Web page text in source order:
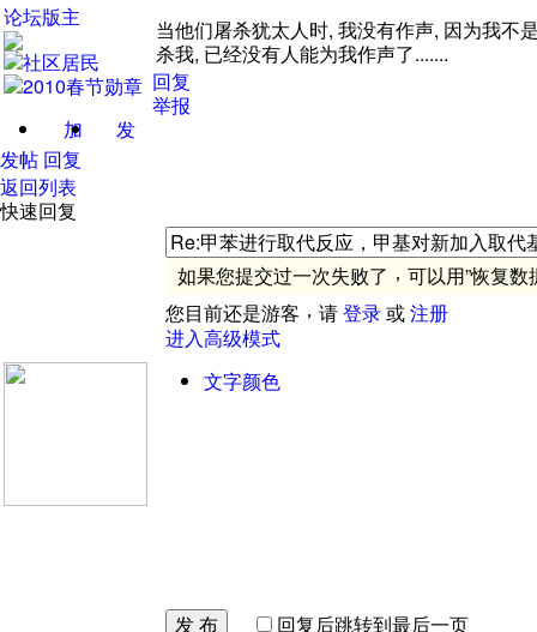
论坛版主
加
关注
发
当他们屠杀犹太人时, 我没有作声, 因为我不
杀我, 已经没有人能为我作声了.......
回复
举报
发帖 回复
返回列表
快速回复
如果您提交过一次失败了 ， 可以用”恢复数
您目前还是游客 ， 请登录或注册
进入高级模式
文字颜色
发 布 回复后跳转到最后一页